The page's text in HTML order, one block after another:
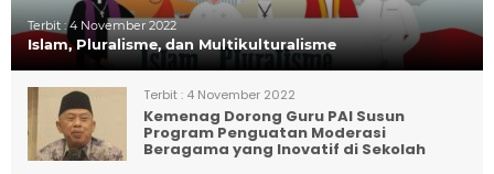
Terbit :4 November 2022
Islam, Pluralisme, dan Multikulturalisme
Terbit : 4 November 2022
Kemenag Dorong Guru PAI Susun
Program Penguatan Moderasi
Beragama yang Inovatif di Sekolah